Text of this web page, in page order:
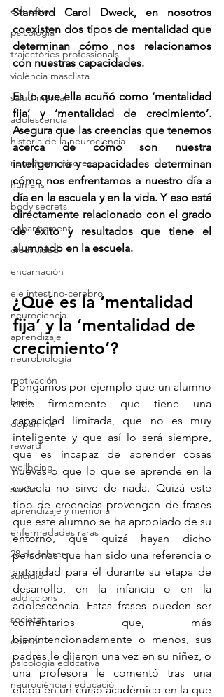
education
psicologia
trajectòries professionals
violència masclista
salud mental
adolescencia
historia de la neurociencia
neurotransmisores
humans
body secrets
enhancement
creatividad
encarnación
eje intestino-cerebro
neurociencia
aprendizaje
neurobiología
motivación
brain
dopamine
reward
wellbeing
sueño
aprendizaje y memoria
enfermedades raras
28 de febrero
suicidio
addiccions
societat
opinió
psicologia educativa
neurociència i educació
Stanford Carol Dweck, en nosotros
coexisten dos tipos de mentalidad que
determinan cómo nos relacionamos
con nuestras capacidades.
Es lo que ella acuñó como ‘mentalidad
fija’ y ‘mentalidad de crecimiento’.
Asegura que las creencias que tenemos
acerca de cómo son nuestra
inteligencia y capacidades determinan
cómo nos enfrentamos a nuestro día a
día en la escuela y en la vida. Y eso está
directamente relacionado con el grado
de éxito y resultados que tiene el
alumnado en la escuela.
¿Qué es la ‘mentalidad
fija’ y la ‘mentalidad de
crecimiento’?
Pongamos por ejemplo que un alumno
cree firmemente que tiene una
capacidad limitada, que no es muy
inteligente y que así lo será siempre,
que es incapaz de aprender cosas
nuevas o que lo que se aprende en la
escuela no sirve de nada. Quizá este
tipo de creencias provengan de frases
que este alumno se ha apropiado de su
entorno, que quizá hayan dicho
personas que han sido una referencia o
autoridad para él durante su etapa de
desarrollo, en la infancia o en la
adolescencia. Estas frases pueden ser
comentarios que, más
bienintencionadamente o menos, sus
padres le dijeron una vez en su niñez, o
una profesora le comentó tras una
etapa en un curso académico en la que